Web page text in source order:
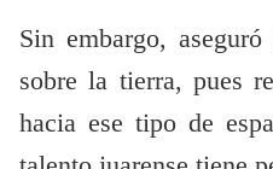
Sin embargo,
sobre la tierra, pues
hacia ese tipo de